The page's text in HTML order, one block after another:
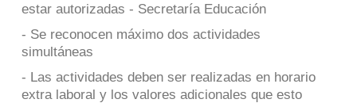
estar autorizadas - Secretaría Educación
- Se reconocen máximo dos actividades
simultáneas
- Las actividades deben ser realizadas en horario
extra laboral y los valores adicionales que esto